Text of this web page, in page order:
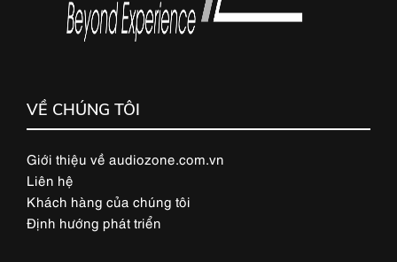
VỀ CHÚNG TÔI
Giới thiệu về audiozone.com.vn
Liên hệ
Khách hàng của chúng tôi
Định hướng phát triển